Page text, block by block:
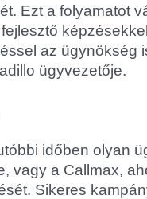
Ezt a folyamatot
az ügynökség
ügyvezetője.
időben olyan
vagy a Callmax,
Sikeres